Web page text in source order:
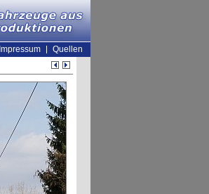
Impressum
Quellen